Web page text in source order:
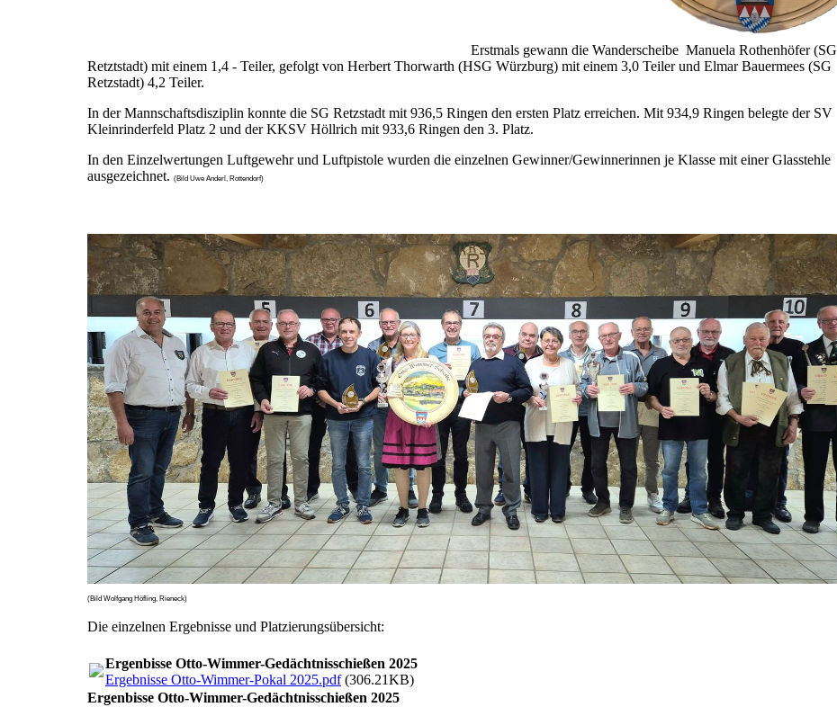
Erstmals gewann die Wanderscheibe Manuela Rothenhöfer (SG
Retztstadt) mit einem 1,4 - Teiler, gefolgt von Herbert Thorwarth (HSG Würzburg) mit einem 3,0 Teiler und Elmar Bauermees (SG
Retzstadt) 4,2 Teiler.
In der Mannschaftsdisziplin konnte die SG Retzstadt mit 936,5 Ringen den ersten Platz erreichen. Mit 934,9 Ringen belegte der SV
Kleinrinderfeld Platz 2 und der KKSV Höllrich mit 933,6 Ringen den 3. Platz.
In den Einzelwertungen Luftgewehr und Luftpistole wurden die einzelnen Gewinner/Gewinnerinnen je Klasse mit einer Glasstehle
ausgezeichnet. (Bild Uwe Anderl, Rottendorf)
(Bild Wolfgang Höfling, Rieneck)
Die einzelnen Ergebnisse und Platzierungsübersicht:
Ergenbisse Otto-Wimmer-Gedächtnisschießen 2025
Ergebnisse Otto-Wimmer-Pokal 2025.pdf(306.21KB)
Ergenbisse Otto-Wimmer-Gedächtnisschießen 2025